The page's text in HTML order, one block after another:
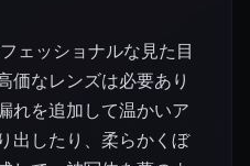
ェッショナルな見た目
価なレンズは必要あり
れを追加して温かいア
出したり、柔らかくぼ